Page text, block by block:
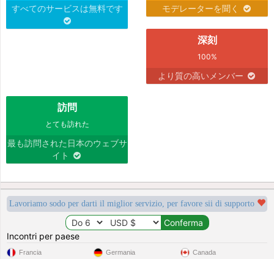
すべてのサービスは無料です モデレーターを聞く
深刻
100%
より質の高いメンバー
訪問
とても訪れた
最も訪問された日本のウェブサ
イト
Lavoriamo sodo per darti il miglior servizio, per favore sii di supporto
Incontri per paese
Francia Germania Canada